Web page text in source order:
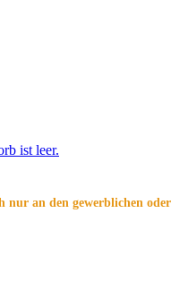
ist leer.
nur an den gewerblichen